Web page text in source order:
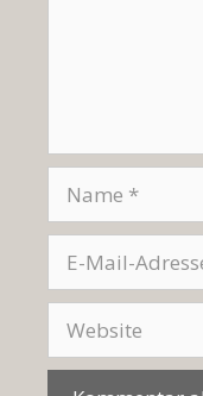
Mail-
Adresse